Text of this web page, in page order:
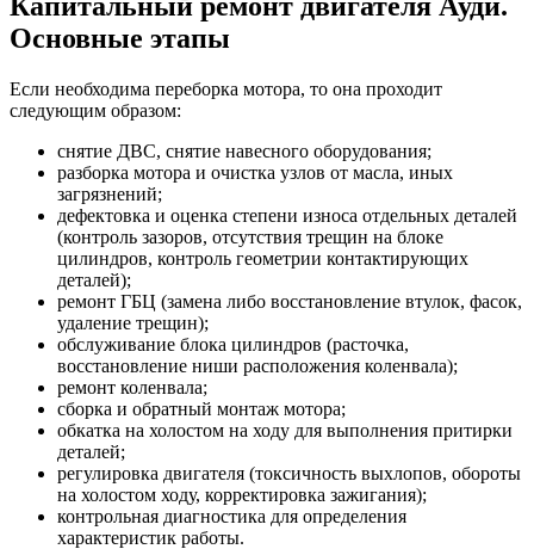
Основные этапы
Если необходима переборка мотора, то она проходит
следующим образом:
снятие ДВС, снятие навесного оборудования;
разборка мотора и очистка узлов от масла, иных
загрязнений;
дефектовка и оценка степени износа отдельных деталей
(контроль зазоров, отсутствия трещин на блоке
цилиндров, контроль геометрии контактирующих
деталей);
ремонт ГБЦ (замена либо восстановление втулок, фасок,
удаление трещин);
обслуживание блока цилиндров (расточка,
восстановление ниши расположения коленвала);
ремонт коленвала;
сборка и обратный монтаж мотора;
обкатка на холостом на ходу для выполнения притирки
деталей;
регулировка двигателя (токсичность выхлопов, обороты
на холостом ходу, корректировка зажигания);
контрольная диагностика для определения
характеристик работы.